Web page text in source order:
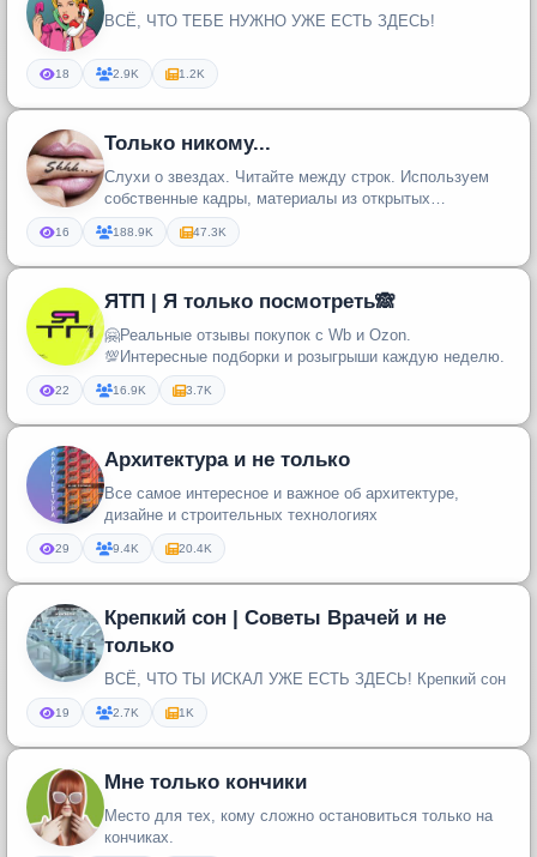
ВСЁ, ЧТО ТЕБЕ НУЖНО УЖЕ ЕСТЬ ЗДЕСЬ!
18 2.9K 1.2K
Только никому...
Слухи о звездах. Читайте между строк. Используем
собственные кадры, материалы из открытых
источников в сети и присланны...
16 188.9K 47.3K
ЯТП | Я только посмотреть🙈
🤗Реальные отзывы покупок с Wb и Ozon.
💯Интересные подборки и розыгрыши каждую неделю.
22 16.9K 3.7K
Архитектура и не только
Все самое интересное и важное об архитектуре,
дизайне и строительных технологиях
29 9.4K 20.4K
Крепкий сон | Советы Врачей и не
только
ВСЁ, ЧТО ТЫ ИСКАЛ УЖЕ ЕСТЬ ЗДЕСЬ! Крепкий сон
19 2.7K 1K
Мне только кончики
Место для тех, кому сложно остановиться только на
кончиках.